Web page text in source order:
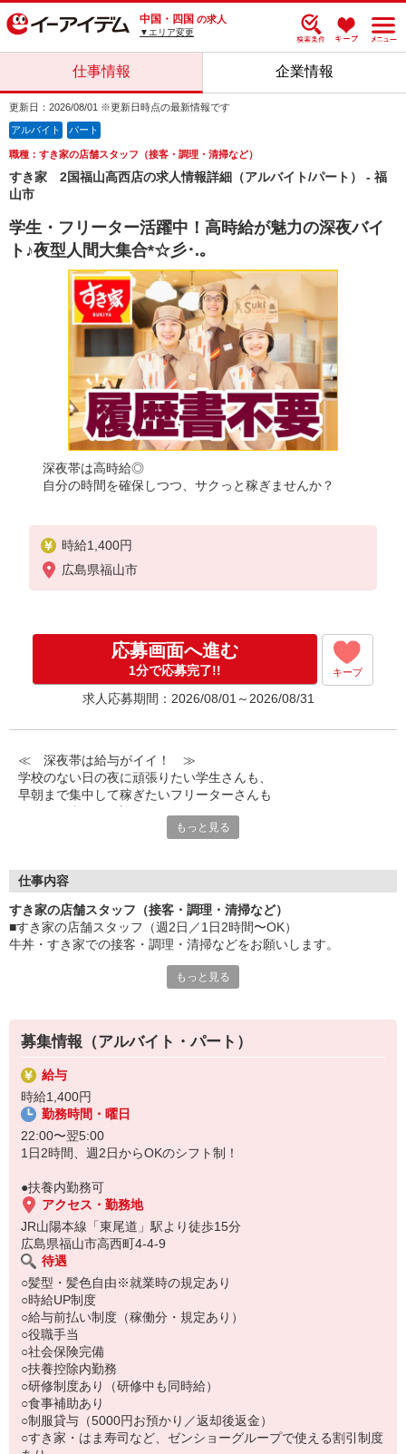
中国・四国 の求人
▼エリア変更
仕事情報 企業情報
更新日：2026/08/01 ※更新日時点の最新情報です
アルバイト パート
職種：すき家の店舗スタッフ（接客・調理・清掃など）
すき家 2国福山高西店の求人情報詳細（アルバイト/パート） - 福
山市
学生・フリーター活躍中！高時給が魅力の深夜バイ
ト♪夜型人間大集合*☆彡･.｡
深夜帯は高時給◎
自分の時間を確保しつつ、サクっと稼ぎませんか？
時給1,400円
広島県福山市
応募画面へ進む
1分で応募完了!! キープ
求人応募期間：2026/08/01～2026/08/31
≪ 深夜帯は給与がイイ！ ≫
学校のない日の夜に頑張りたい学生さんも、
早朝まで集中して稼ぎたいフリーターさんも
オシャレを捨てる必要はありません！
急な出費も安心♪
■社員登用あり
将来を考えている方は必見です。
なか卯、かつ庵、ココス、ジョリーパスタ、ビッグボーイ、華屋
ョーグループ！
その中のひとつ『すき家』でお仕事しませんか？
もっと見る
仕事内容
すき家の店舗スタッフ（接客・調理・清掃など）
■すき家の店舗スタッフ（週2日／1日2時間〜OK）
牛丼・すき家での接客・調理・清掃などをお願いします。
あなたの笑顔で！
すばやく提供！
他にも、食材の調整や金銭管理、新しく入社したクルーの研修など
様々なお仕事があります。
セルフオーダー、セルフ会計で、現金の受け渡しはほとんどありま
せん。※一部店舗を除く
取り間違いもなく安心でスムーズ♪
マニュアルも用意していますので飲食店が初めての方でも大丈夫！
もちろん先輩クルーがしっかり教えてくれるので安心してくださ
い。
もっと見る
募集情報（アルバイト・パート）
給与
時給1,400円
勤務時間・曜日
22:00〜翌5:00
1日2時間、週2日からOKのシフト制！
●扶養内勤務可
アクセス・勤務地
JR山陽本線「東尾道」駅より徒歩15分
広島県福山市高西町4-4-9
待遇
○髪型・髪色自由※就業時の規定あり
○時給UP制度
○給与前払い制度（稼働分・規定あり）
○役職手当
○社会保険完備
○扶養控除内勤務
○研修制度あり（研修中も同時給）
○食事補助あり
○制服貸与（5000円お預かり／返却後返金）
○すき家・はま寿司など、ゼンショーグループで使える割引制度